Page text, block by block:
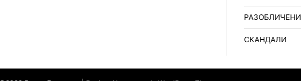
РАЗОБЛИЧЕНИ
СКАНДАЛИ